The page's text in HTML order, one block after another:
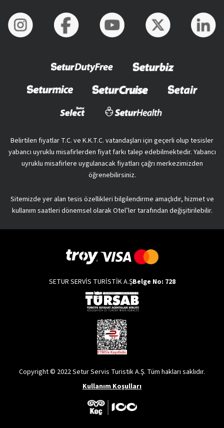
Belirtilen fiyatlar T.C. ve K.K.T.C. vatandaşları için geçerli olup tesisler
yabancı uyruklu misafirlerden fiyat farkı talep edebilmektedir. Yabancı
uyruklu misafirlere uygulanacak fiyatları çağrı merkezimizden
öğrenebilirsiniz.
Sitemizde yer alan tesis özellikleri bilgilendirme amaçlıdır, hizmet ve
kullanım saatleri dönemsel olarak Otel’ler tarafından değişitirilebilir.
SETUR SERVİS TURİSTİK A.ŞBelge No: 728
Copyright © 2022 Setur Servis Turistik A.Ş. Tüm hakları saklıdır.
Kullanım Koşulları